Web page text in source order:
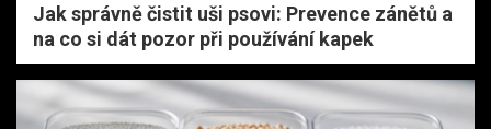
Jak správně čistit uši psovi: Prevence zánětů a
na co si dát pozor při používání kapek